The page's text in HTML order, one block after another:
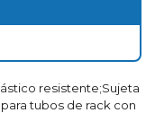
resistente;Sujeta
tubos de rack con